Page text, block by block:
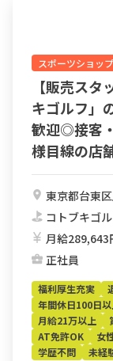
スポーツショップ
【販売ス
キゴルフ」
歓迎◎接客
様目線の店
東京都台東
コトブキゴ
月給289,643
正社員
福利厚生充実
年間休日100日以
月給21万以上
AT免許OK
女
学歴不問
未経